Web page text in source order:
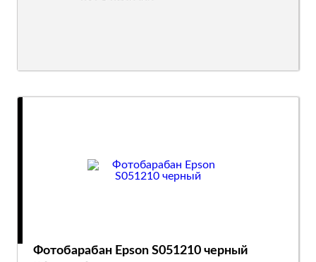
Фотобарабан Epson S051210 черный